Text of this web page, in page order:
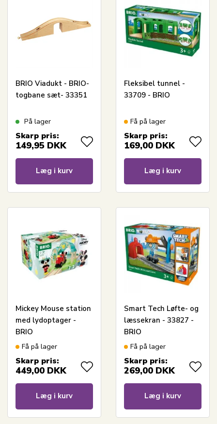
BRIO Viadukt - BRIO-
togbane sæt- 33351
På lager
Skarp pris:
149,95 DKK
Læg i kurv
Fleksibel tunnel -
33709 - BRIO
Få på lager
Skarp pris:
169,00 DKK
Læg i kurv
Mickey Mouse station
med lydoptager -
BRIO
Få på lager
Skarp pris:
449,00 DKK
Læg i kurv
Smart Tech Løfte- og
læssekran - 33827 -
BRIO
Få på lager
Skarp pris:
269,00 DKK
Læg i kurv